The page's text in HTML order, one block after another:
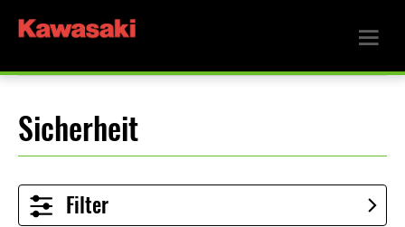
Sicherheit
Filter